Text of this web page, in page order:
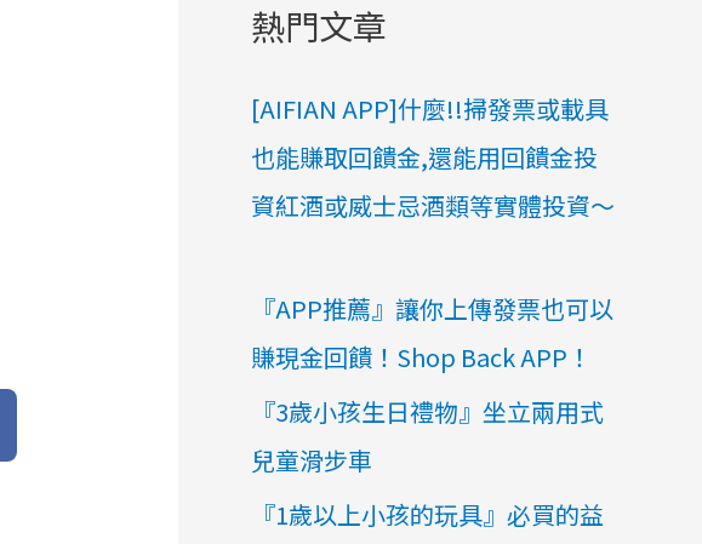
熱門文章
[AIFIAN APP]什麼!!掃發票或載具
也能賺取回饋金,還能用回饋金投
資紅酒或威士忌酒類等實體投資～
『APP推薦』讓你上傳發票也可以
賺現金回饋！Shop Back APP！
『3歲小孩生日禮物』​​​​坐立兩用式
兒童滑步車
『1歲以上小孩的玩具』必買的益